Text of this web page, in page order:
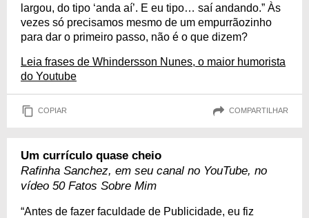
largou, do tipo ‘anda aí’. E eu tipo… saí andando.” Às
vezes só precisamos mesmo de um empurrãozinho
para dar o primeiro passo, não é o que dizem?
Leia frases de Whindersson Nunes, o maior humorista
do Youtube
COPIAR COMPARTILHAR
Um currículo quase cheio
Rafinha Sanchez, em seu canal no YouTube, no
vídeo 50 Fatos Sobre Mim
“Antes de fazer faculdade de Publicidade, eu fiz